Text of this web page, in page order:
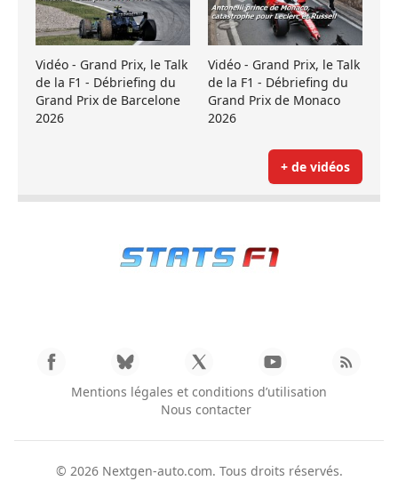
Vidéo - Grand Prix, le Talk
de la F1 - Débriefing du
Grand Prix de Barcelone
2026
Vidéo - Grand Prix, le Talk
de la F1 - Débriefing du
Grand Prix de Monaco
2026
+ de vidéos
Mentions légales et conditions d’utilisation
Nous contacter
© 2026 Nextgen-auto.com. Tous droits réservés.